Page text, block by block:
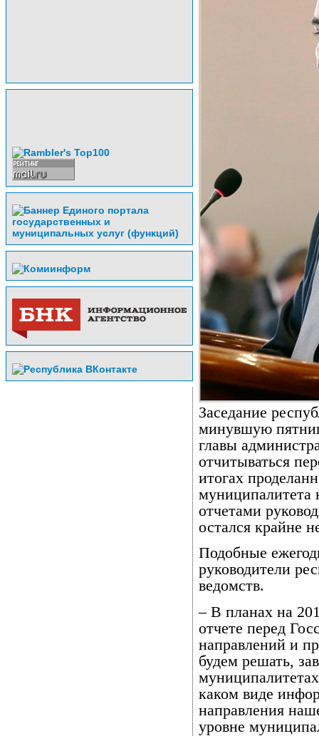
Заседание
минувшую
главы
отчитываться
итогах
отчетами
остался крайне
Подобные
руководители
ведомств.
– В планах на
отчете перед
направлений и
будем решать,
каком виде
направления
уровне